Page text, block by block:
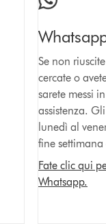
Se non
cercate o
sarete messi
assistenza.
lunedì al
fine
Fate clic qui
Whatsapp.